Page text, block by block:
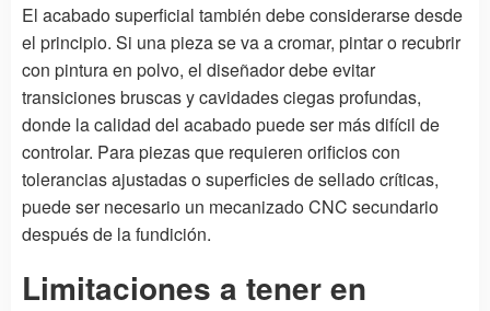
El acabado superficial también debe considerarse desde
el principio. Si una pieza se va a cromar, pintar o recubrir
con pintura en polvo, el diseñador debe evitar
transiciones bruscas y cavidades ciegas profundas,
donde la calidad del acabado puede ser más difícil de
controlar. Para piezas que requieren orificios con
tolerancias ajustadas o superficies de sellado críticas,
puede ser necesario un mecanizado CNC secundario
después de la fundición.
Limitaciones a tener en